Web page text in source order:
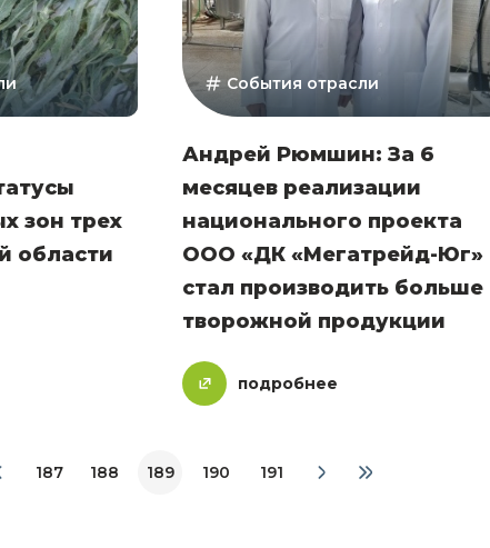
зон трех
области
События отрасли
Андрей Рюмшин: За 6
месяцев реализации
национального проекта
ООО «ДК «Мегатрейд-Юг»
стал производить больше
творожной продукции
подробнее
187 188 189 190 191